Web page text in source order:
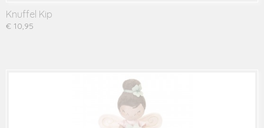
Knuffel Kip
€ 10,95